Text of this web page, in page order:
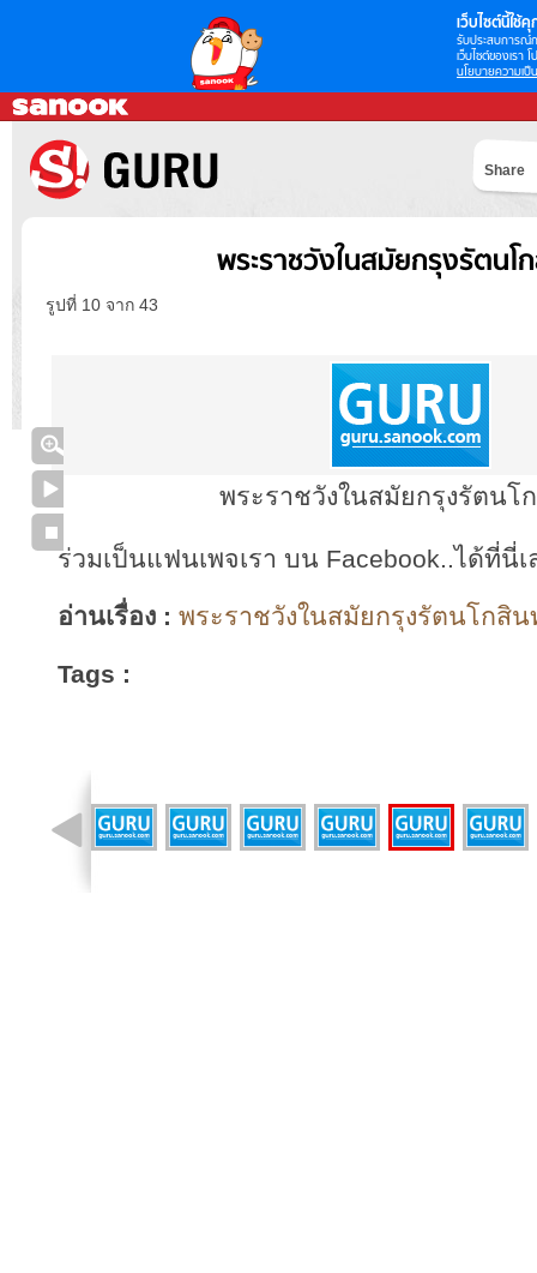
เว็บไซต์นี้ใช้คุ
รับประสบการณ์
เว็บไซต์ของเรา
นโยบายความเป็
Share
พระราชวังในสมัยกรุงรัตนโ
รูปที่ 10 จาก 43
พระราชวังในสมัยกรุงรัตนโ
ร่วมเป็นแฟนเพจเรา บน Facebook..ได้ที่นี่เ
อ่านเรื่อง : พระราชวังในสมัยกรุงรัตนโกสิ
Tags :